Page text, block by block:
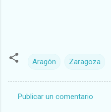
Aragón Zaragoza
Publicar un comentario